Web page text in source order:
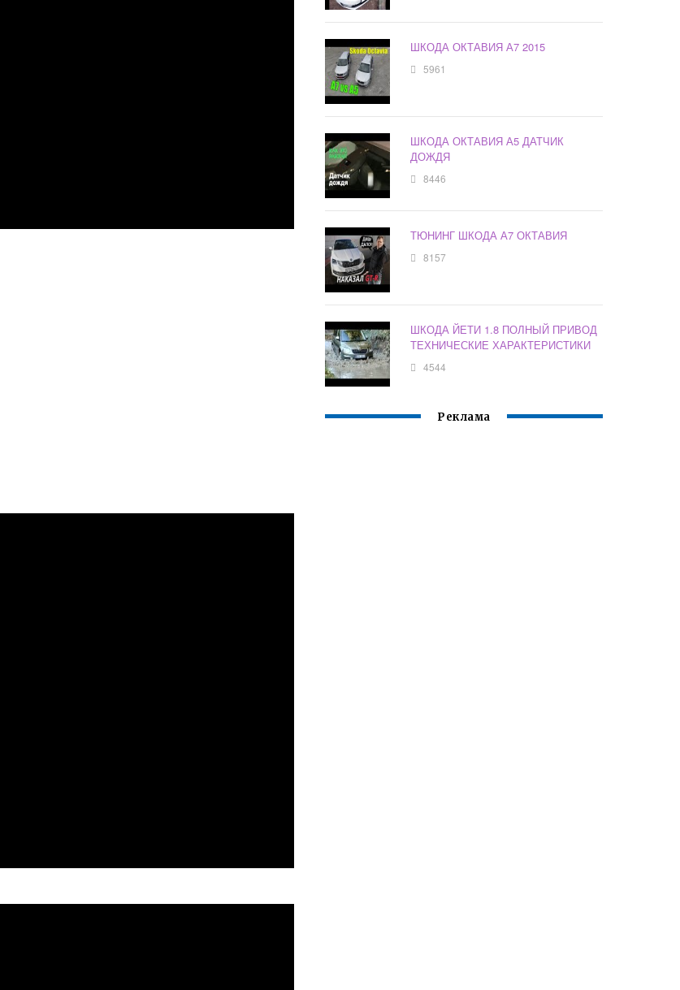
ШКОДА ОКТАВИЯ А7 2015
5961
ШКОДА ОКТАВИЯ А5 ДАТЧИК
ДОЖДЯ
8446
ТЮНИНГ ШКОДА А7 ОКТАВИЯ
8157
ШКОДА ЙЕТИ 1.8 ПОЛНЫЙ ПРИВОД
ТЕХНИЧЕСКИЕ ХАРАКТЕРИСТИКИ
4544
Реклама